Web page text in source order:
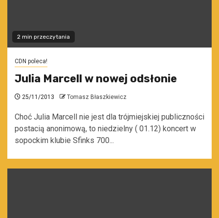
2 min przeczytania
CDN poleca!
Julia Marcell w nowej odsłonie
25/11/2013 Tomasz Błaszkiewicz
Choć Julia Marcell nie jest dla trójmiejskiej publiczności
postacią anonimową, to niedzielny ( 01.12) koncert w
sopockim klubie Sfinks 700...